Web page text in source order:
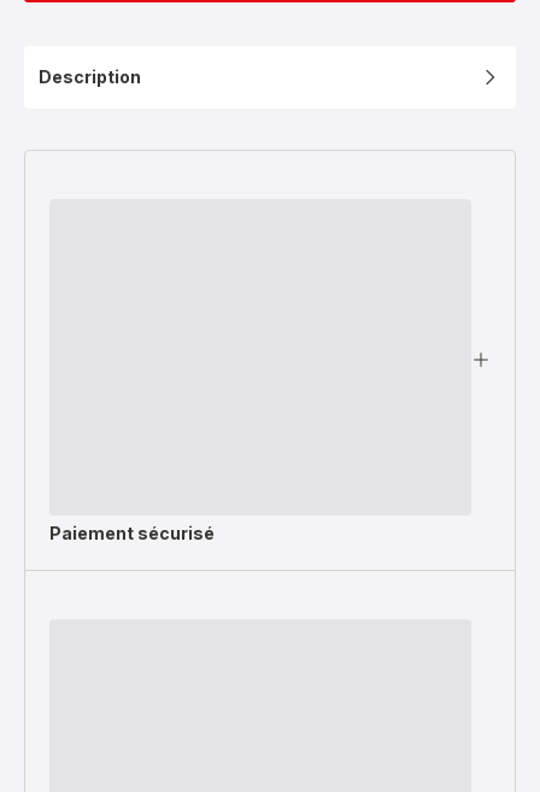
Description
Paiement sécurisé